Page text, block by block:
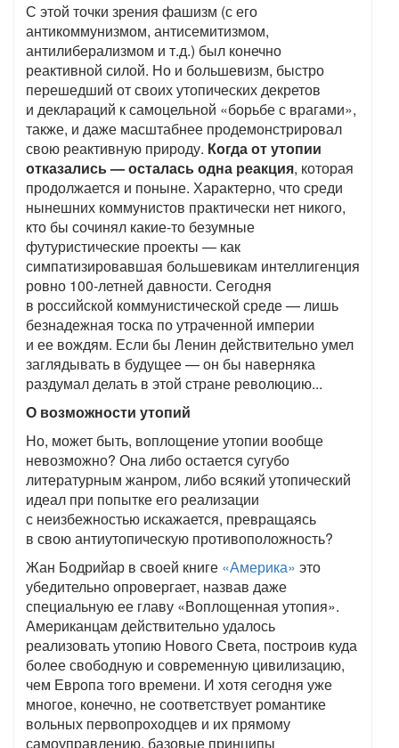
С этой точки зрения фашизм (с его
антикоммунизмом, антисемитизмом,
антилиберализмом и т.д.) был конечно
реактивной силой. Но и большевизм, быстро
перешедший от своих утопических декретов
и деклараций к самоцельной «борьбе с врагами»,
также, и даже масштабнее продемонстрировал
свою реактивную природу. Когда от утопии
отказались — осталась одна реакция, которая
продолжается и поныне. Характерно, что среди
нынешних коммунистов практически нет никого,
кто бы сочинял какие-то безумные
футуристические проекты — как
симпатизировавшая большевикам интеллигенция
ровно 100-летней давности. Сегодня
в российской коммунистической среде — лишь
безнадежная тоска по утраченной империи
и ее вождям. Если бы Ленин действительно умел
заглядывать в будущее — он бы наверняка
раздумал делать в этой стране революцию...
О возможности утопий
Но, может быть, воплощение утопии вообще
невозможно? Она либо остается сугубо
литературным жанром, либо всякий утопический
идеал при попытке его реализации
с неизбежностью искажается, превращаясь
в свою антиутопическую противоположность?
Жан Бодрийар в своей книге «Америка» это
убедительно опровергает, назвав даже
специальную ее главу «Воплощенная утопия».
Американцам действительно удалось
реализовать утопию Нового Света, построив куда
более свободную и современную цивилизацию,
чем Европа того времени. И хотя сегодня уже
многое, конечно, не соответствует романтике
вольных первопроходцев и их прямому
самоуправлению, базовые принципы